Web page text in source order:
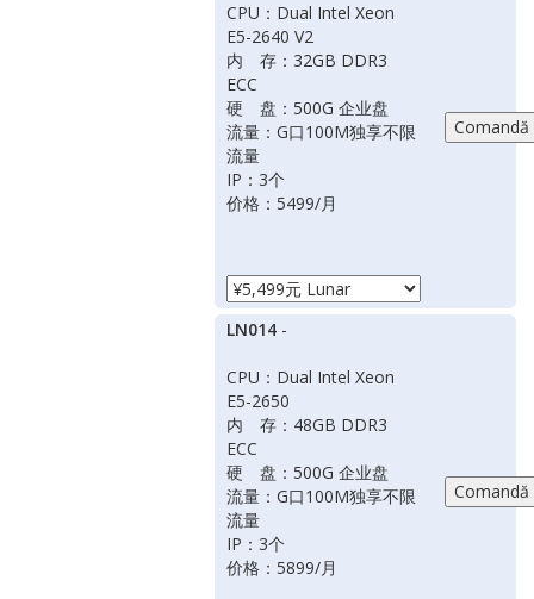
CPU：Dual Intel Xeon
E5-2640 V2
内 存：32GB DDR3
ECC
硬 盘：500G 企业盘
流量：G口100M独享不限
流量
IP：3个
价格：5499/月
LN014 -
CPU：Dual Intel Xeon
E5-2650
内 存：48GB DDR3
ECC
硬 盘：500G 企业盘
流量：G口100M独享不限
流量
IP：3个
价格：5899/月